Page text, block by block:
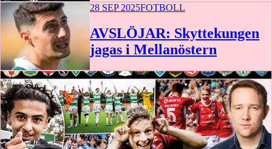
28 SEP 2025FOTBOLL
AVSLÖJAR: Skyttekungen
jagas i Mellanöstern